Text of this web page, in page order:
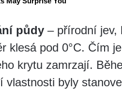
půdy – přírodní jev,
klesá pod 0°C. Čím
krytu zamrzají.
vlastnosti byly